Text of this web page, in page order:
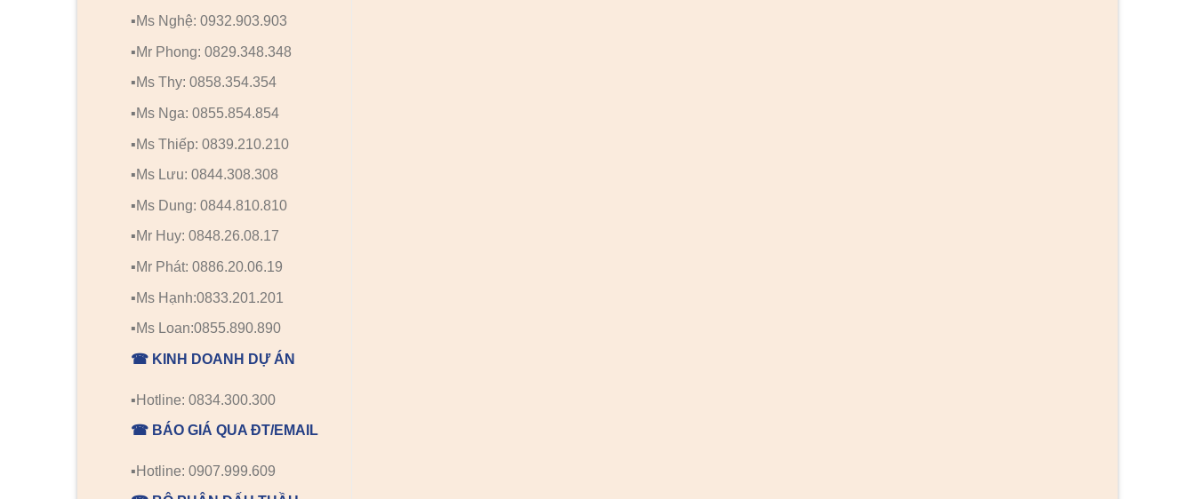
▪️Ms Nghệ: 0932.903.903
▪️Mr Phong: 0829.348.348
▪️Ms Thy: 0858.354.354
▪️Ms Nga: 0855.854.854
▪️Ms Thiếp: 0839.210.210
▪️Ms Lưu: 0844.308.308
▪️Ms Dung: 0844.810.810
▪️Mr Huy: 0848.26.08.17
▪️Mr Phát: 0886.20.06.19
▪️Ms Hạnh:0833.201.201
▪️Ms Loan:0855.890.890
☎ KINH DOANH DỰ ÁN
▪️Hotline: 0834.300.300
☎ BÁO GIÁ QUA ĐT/EMAIL
▪️Hotline: 0907.999.609